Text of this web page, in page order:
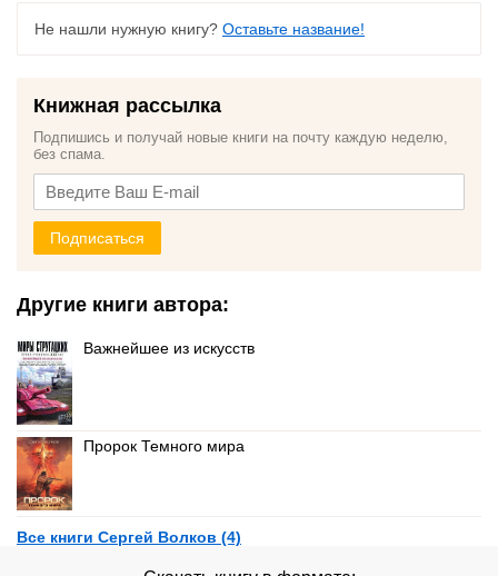
Не нашли нужную книгу? Оставьте название!
Книжная рассылка
Подпишись и получай новые книги на почту каждую неделю,
без спама.
Подписаться
Другие книги автора:
Важнейшее из искусств
Пророк Темного мира
Все книги Сергей Волков (4)